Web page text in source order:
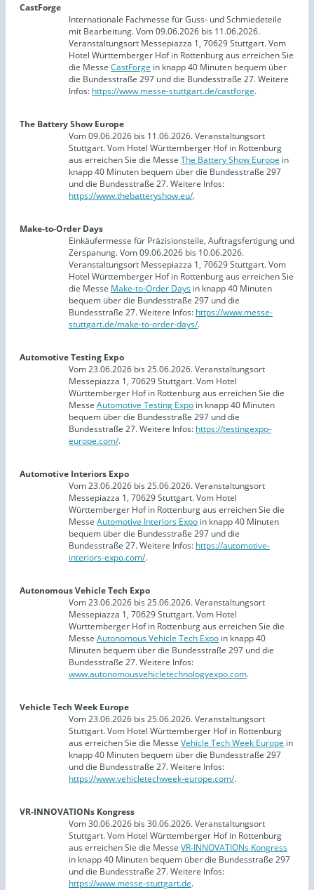
CastForge
Internationale Fachmesse für Guss- und Schmiedeteile
mit Bearbeitung. Vom 09.06.2026 bis 11.06.2026.
Veranstaltungsort Messepiazza 1, 70629 Stuttgart. Vom
Hotel Württemberger Hof in Rottenburg aus erreichen Sie
die Messe CastForge in knapp 40 Minuten bequem über
die Bundesstraße 297 und die Bundesstraße 27. Weitere
Infos: https://www.messe-stuttgart.de/castforge.
The Battery Show Europe
Vom 09.06.2026 bis 11.06.2026. Veranstaltungsort
Stuttgart. Vom Hotel Württemberger Hof in Rottenburg
aus erreichen Sie die Messe The Battery Show Europe in
knapp 40 Minuten bequem über die Bundesstraße 297
und die Bundesstraße 27. Weitere Infos:
https://www.thebatteryshow.eu/.
Make-to-Order Days
Einkäufermesse für Präzisionsteile, Auftragsfertigung und
Zerspanung. Vom 09.06.2026 bis 10.06.2026.
Veranstaltungsort Messepiazza 1, 70629 Stuttgart. Vom
Hotel Württemberger Hof in Rottenburg aus erreichen Sie
die Messe Make-to-Order Days in knapp 40 Minuten
bequem über die Bundesstraße 297 und die
Bundesstraße 27. Weitere Infos: https://www.messe-
stuttgart.de/make-to-order-days/.
Automotive Testing Expo
Vom 23.06.2026 bis 25.06.2026. Veranstaltungsort
Messepiazza 1, 70629 Stuttgart. Vom Hotel
Württemberger Hof in Rottenburg aus erreichen Sie die
Messe Automotive Testing Expo in knapp 40 Minuten
bequem über die Bundesstraße 297 und die
Bundesstraße 27. Weitere Infos: https://testingexpo-
europe.com/.
Automotive Interiors Expo
Vom 23.06.2026 bis 25.06.2026. Veranstaltungsort
Messepiazza 1, 70629 Stuttgart. Vom Hotel
Württemberger Hof in Rottenburg aus erreichen Sie die
Messe Automotive Interiors Expo in knapp 40 Minuten
bequem über die Bundesstraße 297 und die
Bundesstraße 27. Weitere Infos: https://automotive-
interiors-expo.com/.
Autonomous Vehicle Tech Expo
Vom 23.06.2026 bis 25.06.2026. Veranstaltungsort
Messepiazza 1, 70629 Stuttgart. Vom Hotel
Württemberger Hof in Rottenburg aus erreichen Sie die
Messe Autonomous Vehicle Tech Expo in knapp 40
Minuten bequem über die Bundesstraße 297 und die
Bundesstraße 27. Weitere Infos:
www.autonomousvehicletechnologyexpo.com.
Vehicle Tech Week Europe
Vom 23.06.2026 bis 25.06.2026. Veranstaltungsort
Stuttgart. Vom Hotel Württemberger Hof in Rottenburg
aus erreichen Sie die Messe Vehicle Tech Week Europe in
knapp 40 Minuten bequem über die Bundesstraße 297
und die Bundesstraße 27. Weitere Infos:
https://www.vehicletechweek-europe.com/.
VR-INNOVATIONs Kongress
Vom 30.06.2026 bis 30.06.2026. Veranstaltungsort
Stuttgart. Vom Hotel Württemberger Hof in Rottenburg
aus erreichen Sie die Messe VR-INNOVATIONs Kongress
in knapp 40 Minuten bequem über die Bundesstraße 297
und die Bundesstraße 27. Weitere Infos:
https://www.messe-stuttgart.de.